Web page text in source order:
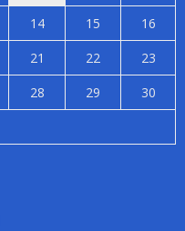
14 15
16
21 22
23
28 29
30